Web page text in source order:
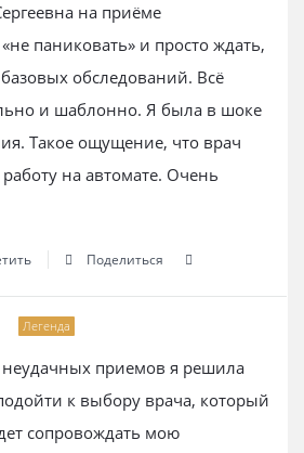
на приёме
паниковать» и просто ждать,
обследований. Всё
и шаблонно. Я была в шоке
Такое ощущение, что врач
на автомате. Очень
Поделиться
Легенда
неудачных приемов я решила
к выбору врача, который
сопровождать мою